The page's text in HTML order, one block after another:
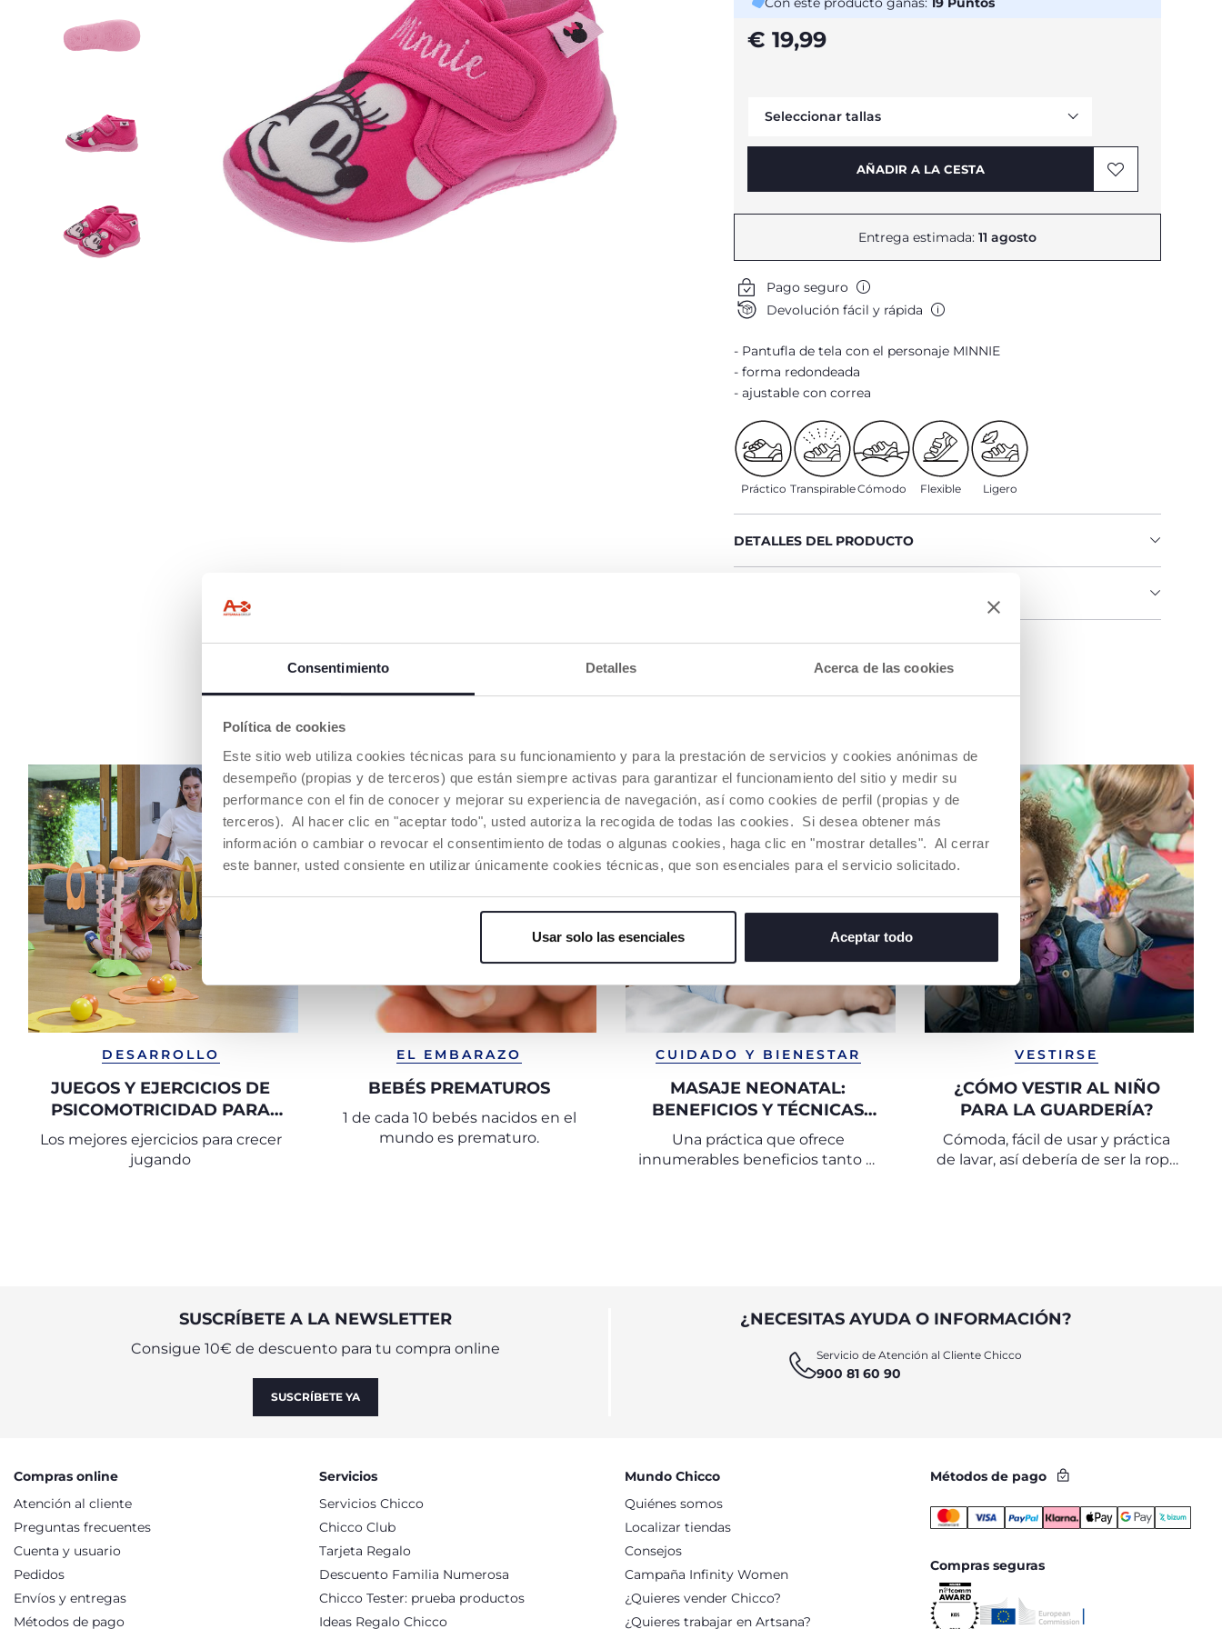
Consentimiento Detalles Acerca de las cookies
Política de cookies
Este sitio web utiliza cookies técnicas para su funcionamiento y para la prestación de servicios y cookies anónimas de
desempeño (propias y de terceros) que están siempre activas para garantizar el funcionamiento del sitio y medir su
performance con el fin de conocer y mejorar su experiencia de navegación, así como cookies de perfil (propias y de
terceros). Al hacer clic en "aceptar todo", usted autoriza la recogida de todas las cookies. Si desea obtener más
información o cambiar o revocar el consentimiento de todas o algunas cookies, haga clic en "mostrar detalles". Al cerrar
este banner, usted consiente en utilizar únicamente cookies técnicas, que son esenciales para el servicio solicitado.
Usar solo las esenciales Aceptar todo
€ 19,99
Seleccionar tallas
Avísame
AÑADIR A LA CESTA
Entrega estimada: 11 agosto
Pago seguro
Devolución fácil y rápida
Pantufla de tela con el personaje MINNIE
forma redondeada
ajustable con correa
Práctico TranspirableCómodo Flexible Ligero
DETALLES DEL PRODUCTO
DESARROLLO
JUEGOS Y EJERCICIOS DE
PSICOMOTRICIDAD PARA
CADA ETAPA DE LA
INFANCIA
Los mejores ejercicios para crecer
jugando
EL EMBARAZO
BEBÉS PREMATUROS
1 de cada 10 bebés nacidos en el
mundo es prematuro.
CUIDADO Y BIENESTAR
MASAJE NEONATAL:
BENEFICIOS Y TÉCNICAS
CONTRA LOS CÓLICOS Y EL
ESTREÑIMIENTO DEL
Una práctica que ofrece
innumerables beneficios tanto al
VESTIRSE
¿CÓMO VESTIR AL NIÑO
PARA LA GUARDERÍA?
Cómoda, fácil de usar y práctica
de lavar, así debería de ser la ropa
SUSCRÍBETE A LA NEWSLETTER
Consigue 10€ de descuento para tu compra online
SUSCRÍBETE YA
¿NECESITAS AYUDA O INFORMACIÓN?
Servicio de Atención al Cliente Chicco
900 81 60 90
Compras online
Atención al cliente
Preguntas frecuentes
Cuenta y usuario
Pedidos
Envíos y entregas
Métodos de pago
Servicios
Servicios Chicco
Chicco Club
Tarjeta Regalo
Descuento Familia Numerosa
Chicco Tester: prueba productos
Ideas Regalo Chicco
Mundo Chicco
Quiénes somos
Localizar tiendas
Consejos
Campaña Infinity Women
¿Quieres vender Chicco?
¿Quieres trabajar en Artsana?
Métodos de pago
Compras seguras